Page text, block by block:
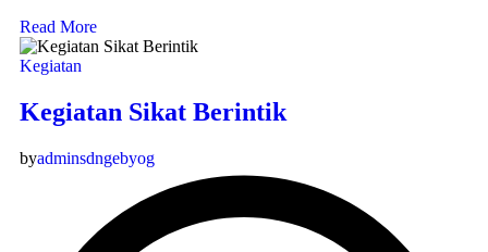
Read More
Kegiatan
Kegiatan Sikat Berintik
byadminsdngebyog